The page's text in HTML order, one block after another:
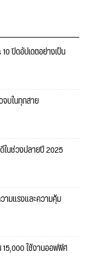
ปิดอัปเดตอย่างเป็น
จบในทุกสาย
ในช่วงปลายปี 2025
ามแรงและความคุ้ม
15,000 ใช้งานออฟฟิศ